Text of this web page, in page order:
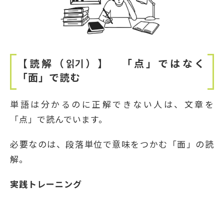
【読解（ 읽기）】 「点」ではなく
「面」で読む
単語は分かるのに正解できない人は、文章を
「点」で読んでいます。
必要なのは、段落単位で意味をつかむ「面」の読
解。
実践トレーニング